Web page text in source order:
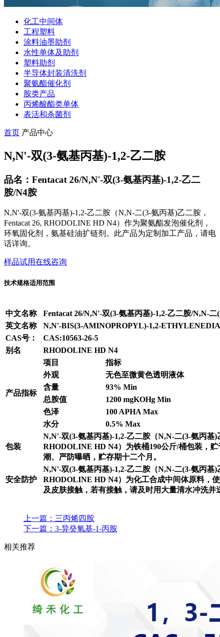
化工中间体
工程塑料
涂料油墨助剂
水性单体及助剂
塑料助剂
半导体封装清洗剂
聚氨酯催化剂
胺类产品
丙烯酸酯类单体
表活和杀菌剂
首页 产品中心
N,N'-双(3-氨基丙基)-1,2-乙二胺
品名：Fentacat 26/N,N'-双(3-氨基丙基)-1,2-乙二
胺/N4胺
N,N'-双(3-氨基丙基)-1,2-乙二胺（N,N-二(3-氨丙基)乙二胺，
Fentacat 26, RHODOLINE HD N4）作为聚氨酯发泡催化剂，
环氧固化剂，氨基硅油扩链剂。此产品为定制加工产品，请电
话详询。
样品试用在线咨询
技术规格适用范围
中文名称 Fentacat 26/N,N'-双(3-氨基丙基)-1,2-乙二胺/N,N-二
英文名称
N,N'-BIS(3-AMINOPROPYL)-1,2-
CAS号：
CAS:10563-26-5
别名
RHODOLINE HD N4
产品指标
项目
指标
外观
无色至微黄色透明液体
含量
93% Min
总胺值
1200 mgKOHg Min
色泽
100 APHA Max
水分
0.5% Max
包装
N,N'-双(3-氨基丙基)-1,2-乙二胺（N,N-二(3-氨丙基)
RHODOLINE HD N4）为铁桶190公斤/桶包装，
潮、严防曝晒，贮存期十二个月。
安全防护
N,N'-双(3-氨基丙基)-1,2-乙二胺（N,N-二(3-氨丙基)
RHODOLINE HD N4）为化工合成中间体原料，
及皮肤接触，若有接触，请及时用大量清水冲洗并
上一篇： 三丙烯四胺
下一篇： 3-异癸氧基-1-丙胺
相关推荐